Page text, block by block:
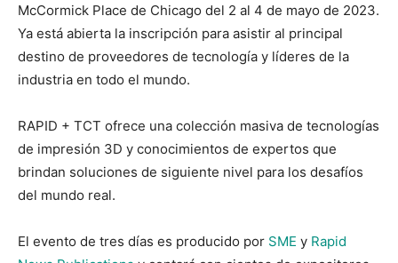
McCormick Place de Chicago del 2 al 4 de mayo de 2023.
Ya está abierta la inscripción para asistir al principal
destino de proveedores de tecnología y líderes de la
industria en todo el mundo.
RAPID + TCT ofrece una colección masiva de tecnologías
de impresión 3D y conocimientos de expertos que
brindan soluciones de siguiente nivel para los desafíos
del mundo real.
El evento de tres días es producido por SME y Rapid